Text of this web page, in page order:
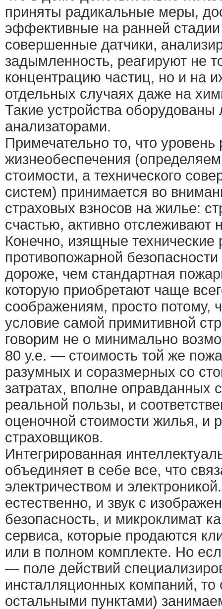
приняты радикальные меры,
эффективные на ранней
совершенные датчики,
задымленность, реагируют не
концентрацию частиц, но и на
отдельных случаях даже на
Такие устройства
анализаторами.
Примечательно то, что
жизнеобеспечения
стоимости, а технического
систем) принимается во
страховых взносов на жилье:
счастью, активно отслеживают
Конечно, изящные технические
противопожарной безопасности
дороже, чем стандартная
которую приобретают чаще
соображениям, просто потому,
условие самой примитивной
говорим не о минимально
80 у.е. — стоимость той же
разумных и соразмерных со
затратах, вполне оправданных
реальной пользы, и
оценочной стоимости жилья, и
страховщиков.
Интегрированная
объединяет в себе все, что
электричеством и
естественно, и звук с
безопасность, и микроклимат
сервиса, которые продаются
или в полном комплекте. Но
— поле действий
инсталляционных компаний,
остальными пунктами)